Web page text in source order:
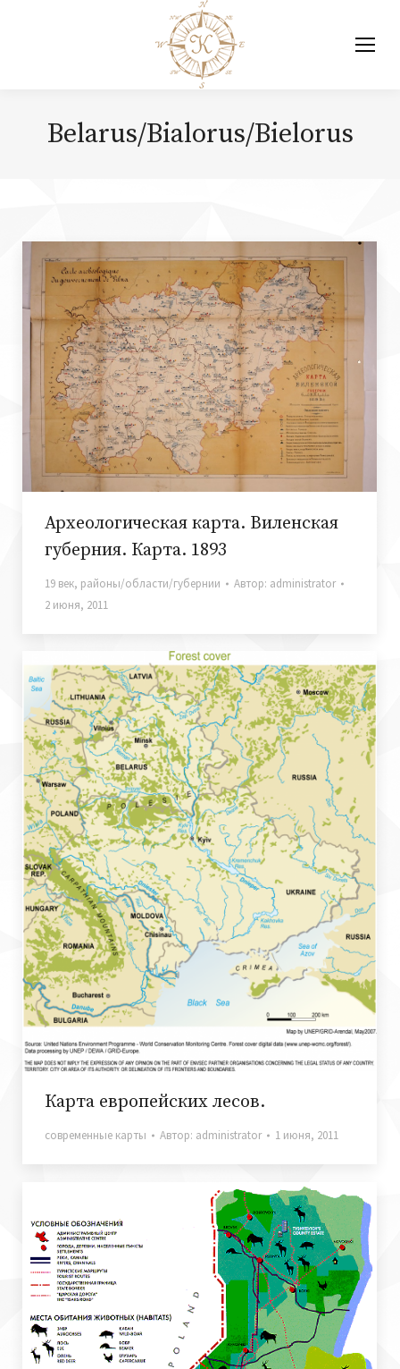
Belarus/Bialorus/Bielorus
Археологическая карта. Виленская
губерния. Карта. 1893
19 век, районы/области/губернии Автор: administrator
2 июня, 2011
Карта европейских лесов.
современные карты Автор: administrator 1 июня, 2011